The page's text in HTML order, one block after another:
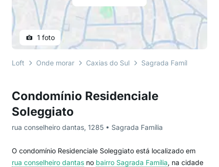
Condomínio Residenciale
Soleggiato
rua conselheiro dantas, 1285 • Sagrada Família
O condomínio Residenciale Soleggiato está localizado em
rua conselheiro dantas no bairro Sagrada Família, na cidade
1 foto
Loft Onde morar Caxias do Sul Sagrada Família